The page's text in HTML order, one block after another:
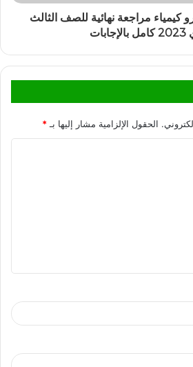
كيمياء مراجعة نهائية للصف الثالث
الحقول الإلزامية مشار إليها بـ *